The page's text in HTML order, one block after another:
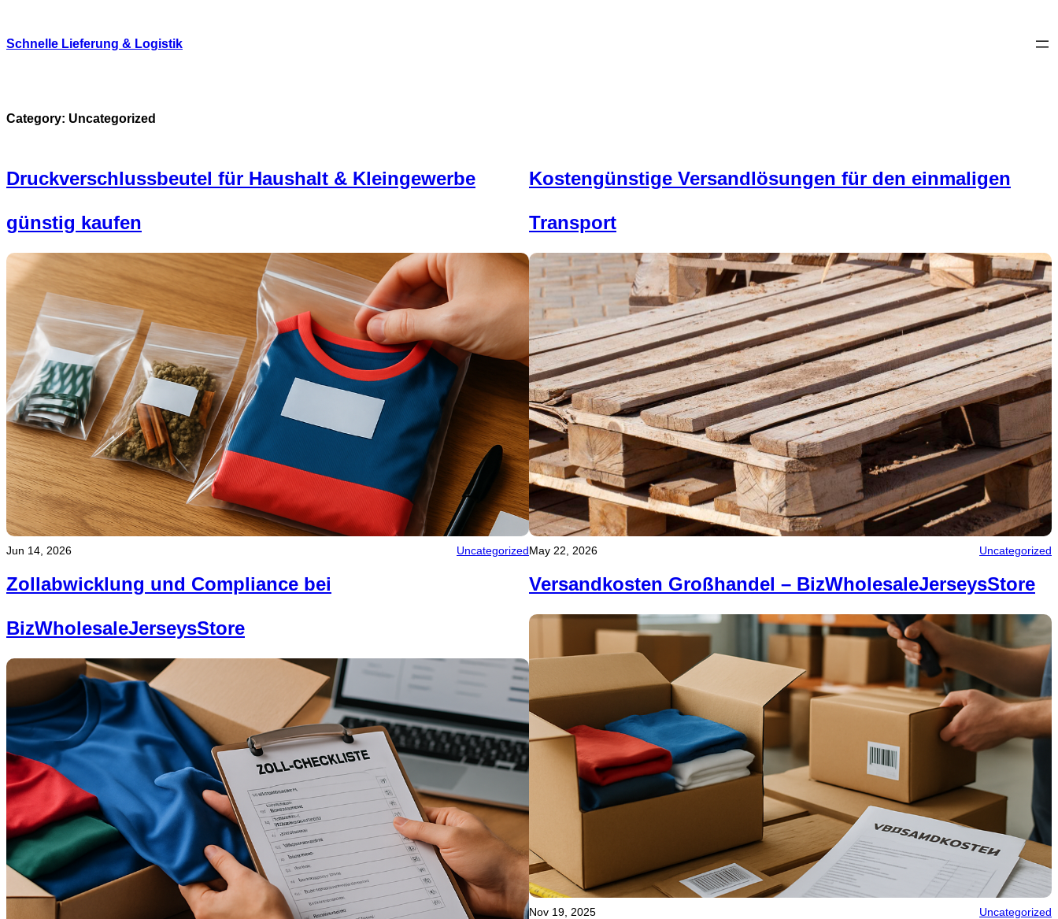
content
Schnelle Lieferung & Logistik
Category: Uncategorized
Druckverschlussbeutel für Haushalt & Kleingewerbe
günstig kaufen
Jun 14, 2026 Uncategorized
Kostengünstige Versandlösungen für den einmaligen
Transport
May 22, 2026 Uncategorized
Zollabwicklung und Compliance bei
BizWholesaleJerseysStore
Versandkosten Großhandel – BizWholesaleJerseysStore
Nov 19, 2025 Uncategorized